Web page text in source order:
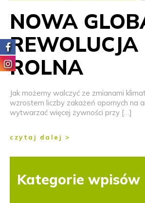
NOWA
REWOLUCJA
ROLNA
Jak możemy walczyć ze zmianami
wzrostem liczby zakażeń opornych na
wytwarzać więcej żywności przy […]
czytaj dalej >
Kategorie wpisów